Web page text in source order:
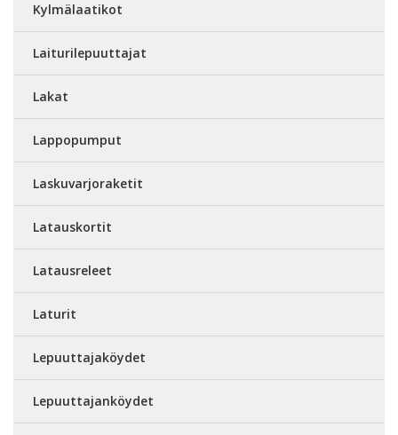
Kylmälaatikot
Laiturilepuuttajat
Lakat
Lappopumput
Laskuvarjoraketit
Latauskortit
Latausreleet
Laturit
Lepuuttajaköydet
Lepuuttajanköydet